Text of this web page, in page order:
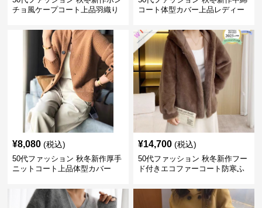
チョ風ケープコート上品羽織り
コート体型カバー上品レディー
¥8,080 (税込)
50代ファッション 秋冬新作厚手
ニットコート上品体型カバー
¥14,700 (税込)
50代ファッション 秋冬新作フー
ド付きエコファーコート防寒ふ